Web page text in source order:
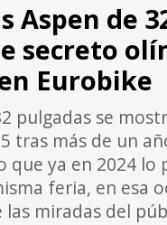
Aspen de
secreto
Eurobike
pulgadas se
tras más de un
que ya en 2024 lo
feria, en esa
las miradas del